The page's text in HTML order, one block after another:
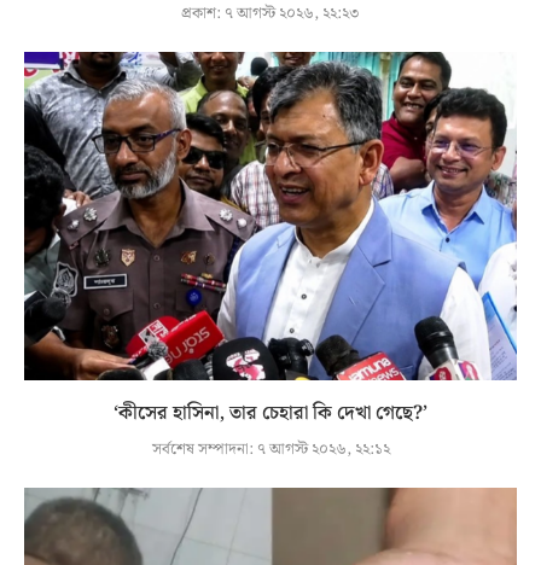
প্রকাশ: ৭ আগস্ট ২০২৬, ২২:২৩
‘কীসের হাসিনা, তার চেহারা কি দেখা গেছে?’
সর্বশেষ সম্পাদনা: ৭ আগস্ট ২০২৬, ২২:১২